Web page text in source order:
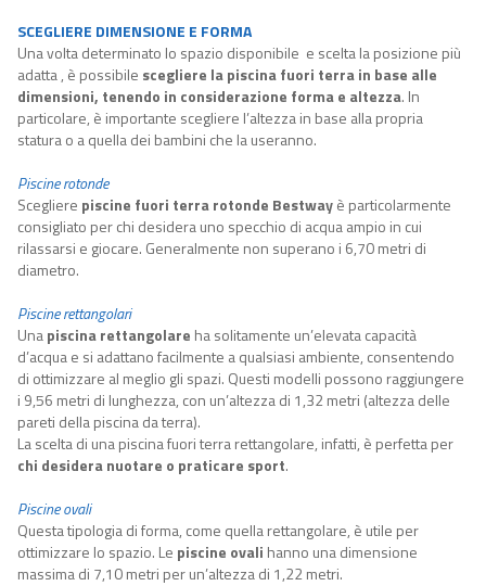
SCEGLIERE DIMENSIONE E FORMA
Una volta determinato lo spazio disponibile e scelta la posizione più
adatta, è possibile scegliere la piscina fuori terra in base alle
dimensioni, tenendo in considerazione forma e altezza. In
particolare, è importante scegliere l’altezza in base alla propria
statura o a quella dei bambini che la useranno.
Piscine rotonde
Scegliere piscine fuori terra rotonde Bestwayè particolarmente
consigliato per chi desidera uno specchio di acqua ampio in cui
rilassarsi e giocare. Generalmente non superano i 6,70 metri di
diametro.
Piscine rettangolari
Unapiscina rettangolare ha solitamente un’elevata capacità
d’acqua e si adattano facilmente a qualsiasi ambiente, consentendo
di ottimizzare al meglio gli spazi. Questi modelli possono raggiungere
i 9,56 metri di lunghezza, con un’altezza di 1,32 metri (altezza delle
pareti della piscina da terra).
La scelta di una piscina fuori terra rettangolare, infatti, è perfetta per
chi desidera nuotare o praticare sport.
Piscine ovali
Questa tipologia di forma, come quella rettangolare, è utile per
ottimizzare lo spazio. Le piscine ovali hanno una dimensione
massima di 7,10 metri per un’altezza di 1,22 metri.